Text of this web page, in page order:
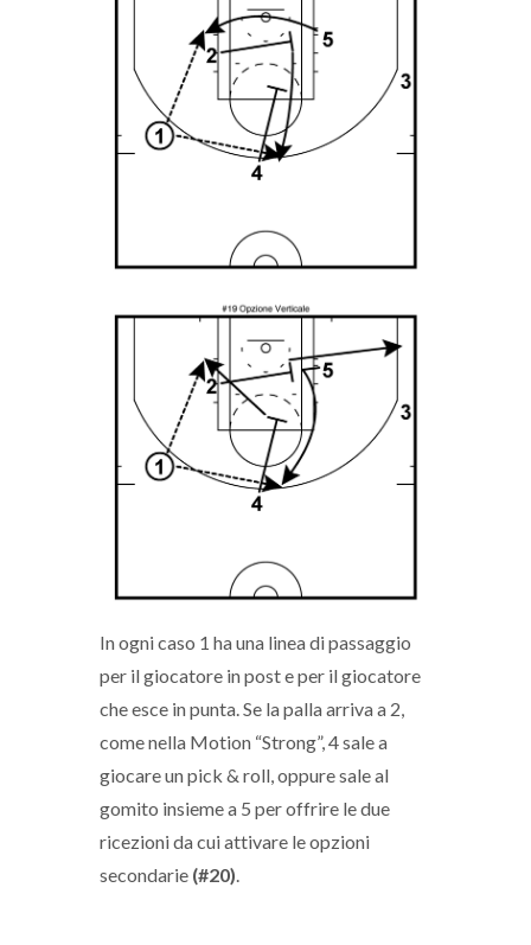
In ogni caso 1 ha una linea di passaggio
per il giocatore in post e per il giocatore
che esce in punta. Se la palla arriva a 2,
come nella Motion “Strong”, 4 sale a
giocare un pick & roll, oppure sale al
gomito insieme a 5 per offrire le due
ricezioni da cui attivare le opzioni
secondarie (#20)